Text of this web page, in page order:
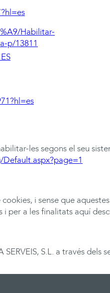
Habilitar-
p/13811
les segons el seu
cookies, i sense que
per a les finalitats aquí
SERVEIS, S.L. a través